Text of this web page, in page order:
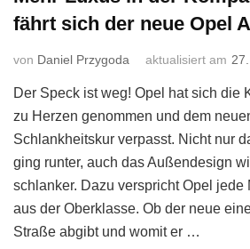
fährt sich der neue Opel
von Daniel Przygoda aktualisiert am
Der Speck ist weg! Opel hat sich die
zu Herzen genommen und dem
Schlankheitskur verpasst. Nicht nur
ging runter, auch das Außendesign
schlanker. Dazu verspricht Opel jede
aus der Oberklasse. Ob der neue
Straße abgibt und womit er …